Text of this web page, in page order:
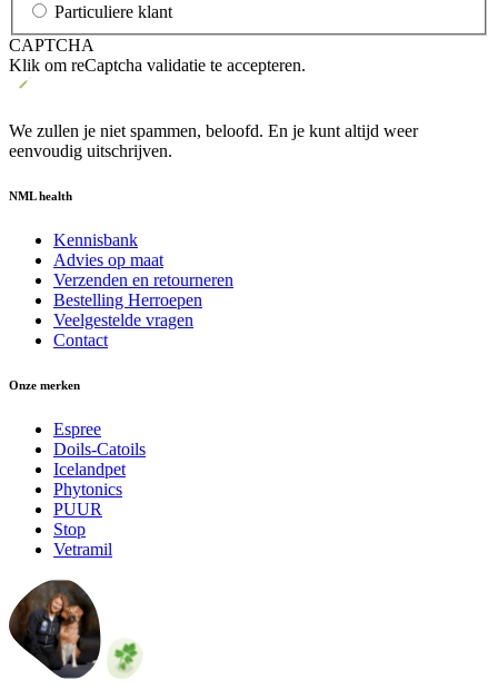
Particuliere klant
CAPTCHA
Klik om reCaptcha validatie te accepteren.
We zullen je niet spammen, beloofd. En je kunt altijd weer
eenvoudig uitschrijven.
NML health
Kennisbank
Advies op maat
Verzenden en retourneren
Bestelling Herroepen
Veelgestelde vragen
Contact
Onze merken
Espree
Doils-Catoils
Icelandpet
Phytonics
PUUR
Stop
Vetramil